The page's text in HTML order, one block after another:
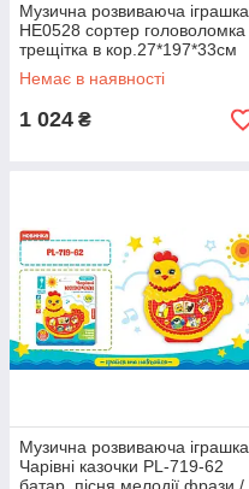
Музична розвиваюча іграшка
HE0528 сортер головоломка
трещітка в кор.27*197*33см
Немає в наявності
1 024 ₴
Музична розвиваюча іграшка
Чарівні казочки PL-719-62